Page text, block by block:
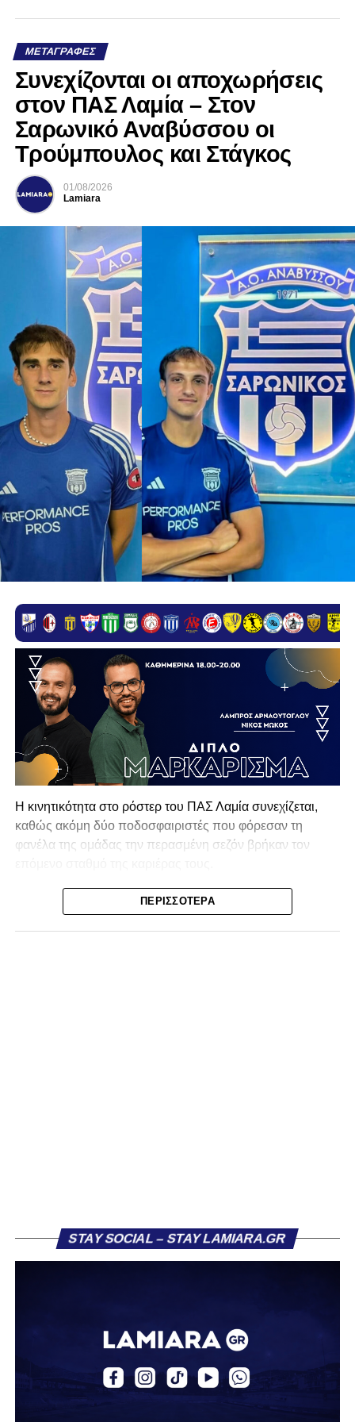
ΜΕΤΑΓΡΑΦΈΣ
Συνεχίζονται οι αποχωρήσεις
στον ΠΑΣ Λαμία – Στον
Σαρωνικό Αναβύσσου οι
Τρούμπουλος και Στάγκος
01/08/2026
Lamiara
Η κινητικότητα στο ρόστερ του ΠΑΣ Λαμία συνεχίζεται,
καθώς ακόμη δύο ποδοσφαιριστές που φόρεσαν τη
φανέλα της ομάδας την περασμένη σεζόν βρήκαν τον
Ο λόγος για τον Βασίλη Τρούμπουλο και τον Χρυσόστομο
Στάγκο, οι οποίοι θα συνεχίσουν μαζί την ποδοσφαιρική
«Ο Α.Ο. Σαρωνικός Αναβύσσου ανακοινώνει την
περσινή σεζόν πραγματοποίησε γεμάτη χρονιά στη Γ’
Στο παρελθόν αγωνίστηκε στην ΑΕΚ Β’, με την οποία
κατέγραψε 10 συμμετοχές στη Super League 2, καθώς
ΠΕΡΙΣΣΌΤΕΡΑ
STAY SOCIAL – STAY LAMIARA.GR